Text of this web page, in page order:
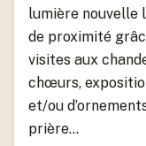
Projets et
CCAS
Demande des
Séniors
Services
Sports,
Transports
Restaurant
lumière nouvelle
de proximité
visites aux
chœurs,
et/ou
prière…